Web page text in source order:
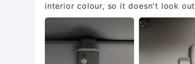
interior colour, so it doesn't look